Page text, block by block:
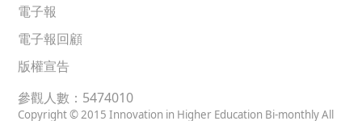
電子報
電子報回顧
版權宣告
參觀人數：5474010
Copyright © 2015 Innovation in Higher Education Bi-monthly All